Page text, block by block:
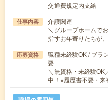
交通費規定内支給
仕事内容
介護関連
＼グループホームで
指すお年寄りたちが
応募資格
職種未経験OK / ブラ
要
＼無資格・未経験
中！※履歴書不要・